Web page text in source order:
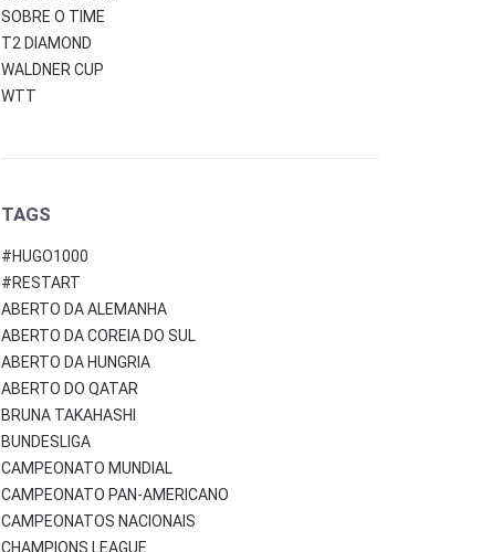
SOBRE O TIME
T2 DIAMOND
WALDNER CUP
WTT
TAGS
#HUGO1000
#RESTART
ABERTO DA ALEMANHA
ABERTO DA COREIA DO SUL
ABERTO DA HUNGRIA
ABERTO DO QATAR
BRUNA TAKAHASHI
BUNDESLIGA
CAMPEONATO MUNDIAL
CAMPEONATO PAN-AMERICANO
CAMPEONATOS NACIONAIS
CHAMPIONS LEAGUE